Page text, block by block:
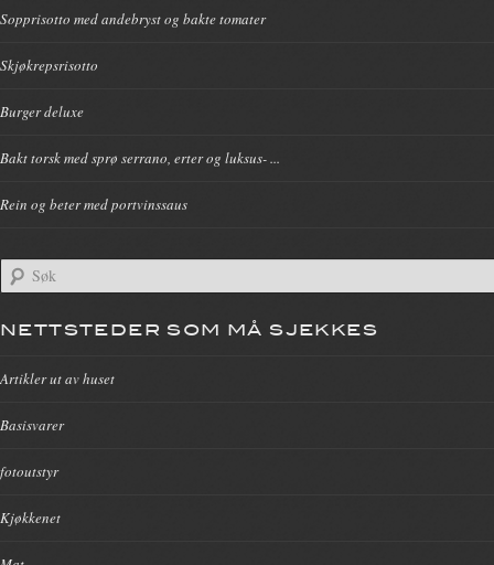
Sopprisotto med andebryst og bakte tomater
Skjøkrepsrisotto
Burger deluxe
Bakt torsk med sprø serrano, erter og luksus- ...
Rein og beter med portvinssaus
NETTSTEDER SOM MÅ SJEKKES
Artikler ut av huset
Basisvarer
fotoutstyr
Kjøkkenet